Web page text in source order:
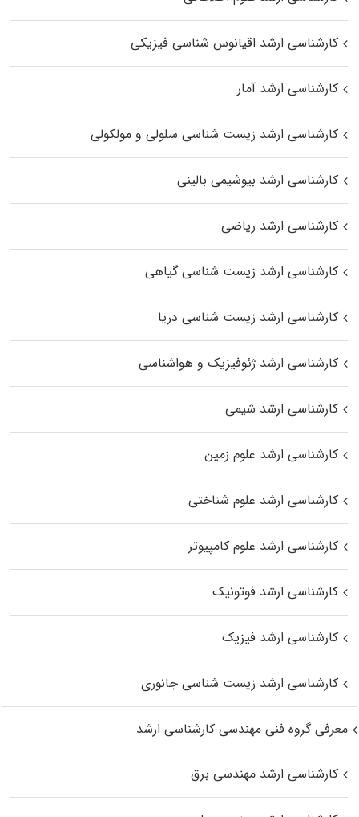
کارشناسی ارشد اقیانوس‌ شناسی فیزیکی
کارشناسی ارشد آمار
کارشناسی ارشد زیست شناسی سلولی و مولکولی
کارشناسی ارشد بیوشیمی بالینی
کارشناسی ارشد ریاضی
کارشناسی ارشد زیست‌ شناسی گیاهی
کارشناسی ارشد زیست‌ شناسی دریا
کارشناسی ارشد ژئوفیزیک و هواشناسی
کارشناسی ارشد شیمی
کارشناسی ارشد علوم زمین
کارشناسی ارشد علوم شناختی
کارشناسی ارشد علوم کامپیوتر
کارشناسی ارشد فوتونیک
کارشناسی ارشد فیزیک
کارشناسی ارشد زیست‌ شناسی جانوری
معرفی گروه فنی مهندسی کارشناسی ارشد
کارشناسی ارشد مهندسی برق